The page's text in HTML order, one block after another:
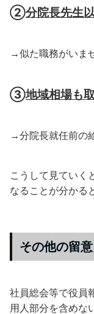
②分院長先生
→似た職務がいま
③地域相場も
→分院長就任前の
こうして見ていく
なることが分かる
その他の留
社員総会等で役員
用人部分を含めな